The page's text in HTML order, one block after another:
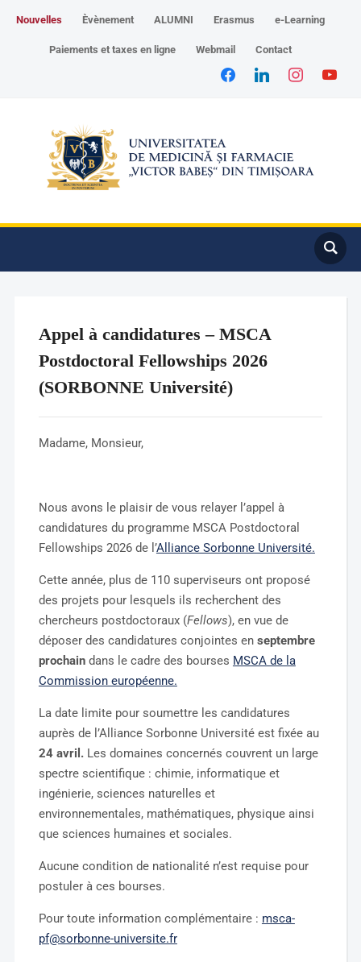
Nouvelles Èvènement ALUMNI Erasmus e-Learning
Paiements et taxes en ligne Webmail Contact
Appel à candidatures – MSCA
Postdoctoral Fellowships 2026
(SORBONNE Université)
Madame, Monsieur,
Nous avons le plaisir de vous relayer l’appel à
candidatures du programme MSCA Postdoctoral
Fellowships 2026 de l’Alliance Sorbonne Université.
Cette année, plus de 110 superviseurs ont proposé
des projets pour lesquels ils recherchent des
chercheurs postdoctoraux (Fellows), en vue de
déposer des candidatures conjointes enseptembre
prochaindans le cadre des bourses MSCA de la
Commission européenne.
La date limite pour soumettre les candidatures
auprès de l’Alliance Sorbonne Université est fixée au
24 avril. Les domaines concernés couvrent un large
spectre scientifique : chimie, informatique et
ingénierie, sciences naturelles et
environnementales, mathématiques, physique ainsi
que sciences humaines et sociales.
Aucune condition de nationalité n’est requise pour
postuler à ces bourses.
Pour toute information complémentaire : msca-
pf@sorbonne-universite.fr